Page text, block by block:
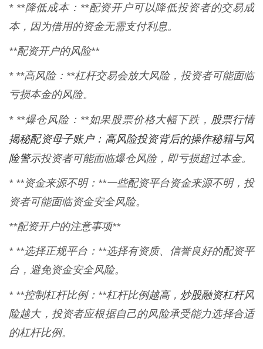
* **降低成本：**配资开户可以降低投资者的交易成
本，因为借用的资金无需支付利息。
**配资开户的风险**
* **高风险：**杠杆交易会放大风险，投资者可能面临
亏损本金的风险。
* **爆仓风险：**如果股票价格大幅下跌， 股票行情
揭秘配资母子账户：高风险投资背后的操作秘籍与风
险警示投资者可能面临爆仓风险，即亏损超过本金。
* **资金来源不明：**一些配资平台资金来源不明，投
资者可能面临资金安全风险。
**配资开户的注意事项**
* **选择正规平台：**选择有资质、信誉良好的配资平
台，避免资金安全风险。
* **控制杠杆比例：**杠杆比例越高， 炒股融资杠杆风
险越大，投资者应根据自己的风险承受能力选择合适
的杠杆比例。